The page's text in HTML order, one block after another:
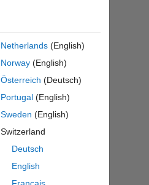
Netherlands (English)
Norway (English)
Österreich (Deutsch)
Portugal (English)
Sweden (English)
Switzerland
Deutsch
English